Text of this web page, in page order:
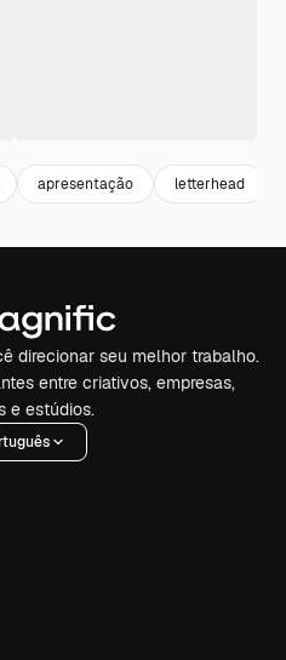
apresentação letterhead
direcionar seu melhor trabalho.
entre criativos, empresas,
e estúdios.